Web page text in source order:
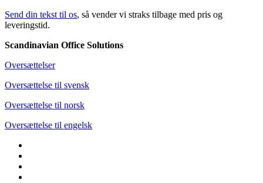
Send din tekst til os, så vender vi straks tilbage med pris og
leveringstid.
Scandinavian Office Solutions
Oversættelser
Oversættelse til svensk
Oversættelse til norsk
Oversættelse til engelsk